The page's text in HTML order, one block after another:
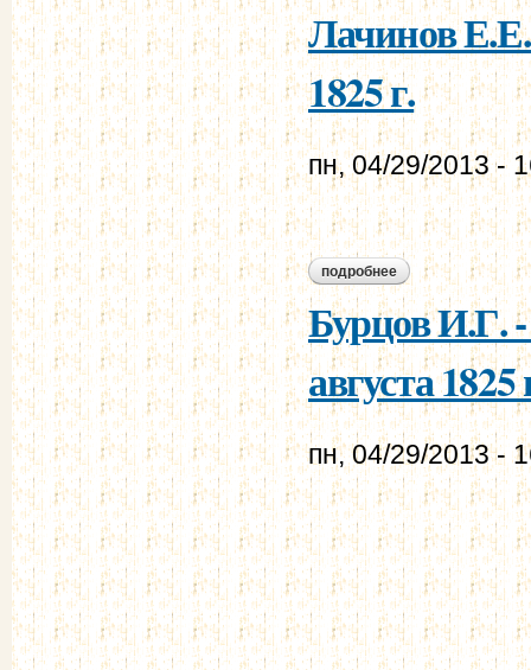
Лачинов
1825 г.
пн, 04/29/2013 -
подробнее о лачинов е.е. -
Бурцов И.Г.
августа 1825
пн, 04/29/2013 -